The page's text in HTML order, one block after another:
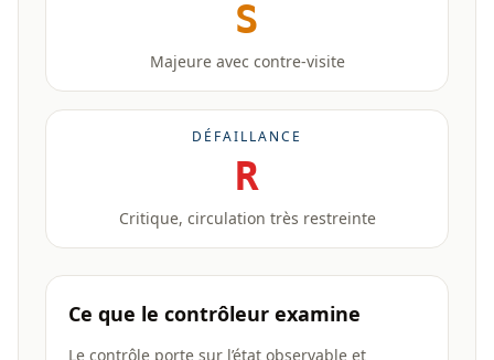
S
Majeure avec contre-visite
DÉFAILLANCE
R
Critique, circulation très restreinte
Ce que le contrôleur examine
Le contrôle porte sur l’état observable et